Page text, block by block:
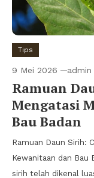
Tips
9 Mei 2026 admin
Ramuan
Mengatasi
Bau Badan
Ramuan Daun Sirih:
Kewanitaan dan Bau
sirih telah dikenal